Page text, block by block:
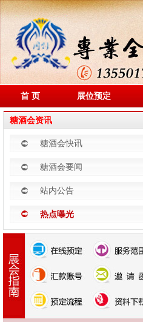
首 页 展位预定
糖酒会资讯
糖酒会快讯
糖酒会要闻
站内公告
热点曝光